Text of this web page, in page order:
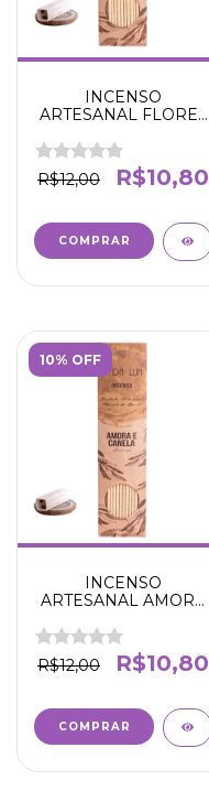
INCENSO
ARTESANAL FLORES
JABUTICABA -
PURIFICAÇÃO E
SEGURANÇA- N' DA
R$12,00 R$10,80
10% OFF
INCENSO
ARTESANAL AMORA
SUCESSO - N' DA LUA
R$12,00
R$10,80